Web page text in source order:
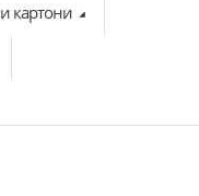
картони